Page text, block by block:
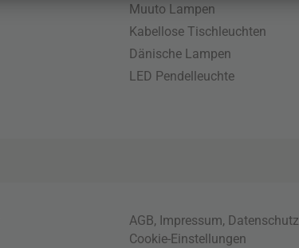
Muuto Lampen
Kabellose Tischleuchten
Dänische Lampen
LED Pendelleuchte
AGB, Impressum, Datenschutz
Cookie-Einstellungen